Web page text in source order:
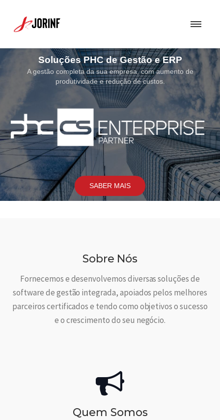
Soluções de Segurança
Uma Solução de Segurança bem concebida torna-se fundamental para
assegurar a proteção dos sistemas e soluções por nós
SABER MAIS
Sobre Nós
Fornecemos e desenvolvemos diversas soluções de
software de gestão integrada, apoiados pelos melhores
parceiros certificados e tendo como objetivos o sucesso
e o crescimento do seu negócio.
Quem Somos